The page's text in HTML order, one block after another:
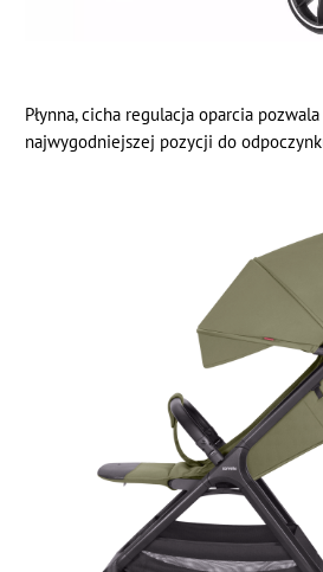
Płynna, cicha regulacja oparcia
najwygodniejszej pozycji do